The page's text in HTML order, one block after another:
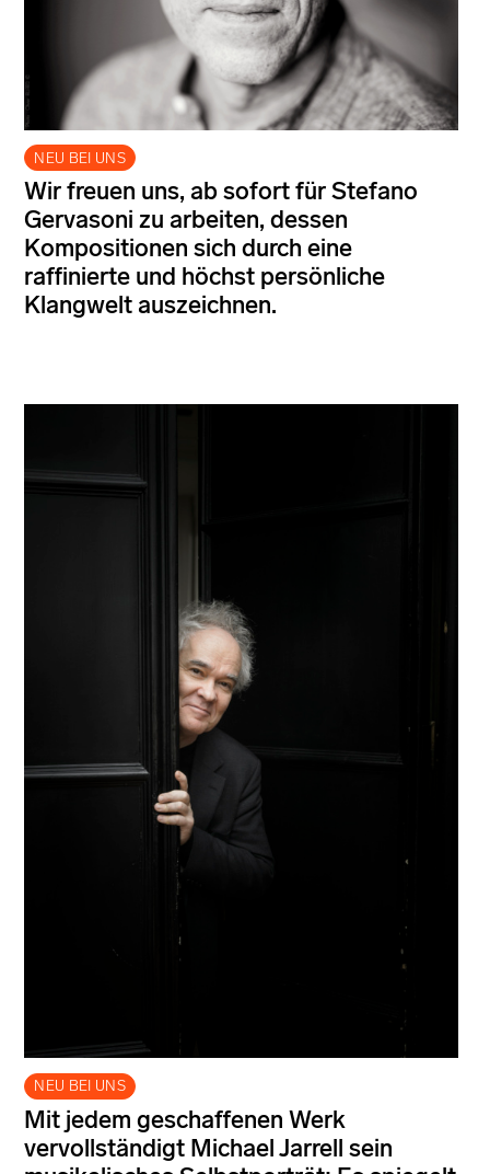
NEU BEI UNS
Wir freuen uns, ab sofort für Stefano
Gervasoni zu arbeiten, dessen
Kompositionen sich durch eine
raffinierte und höchst persönliche
Klangwelt auszeichnen.
NEU BEI UNS
Mit jedem geschaffenen Werk
vervollständigt Michael Jarrell sein